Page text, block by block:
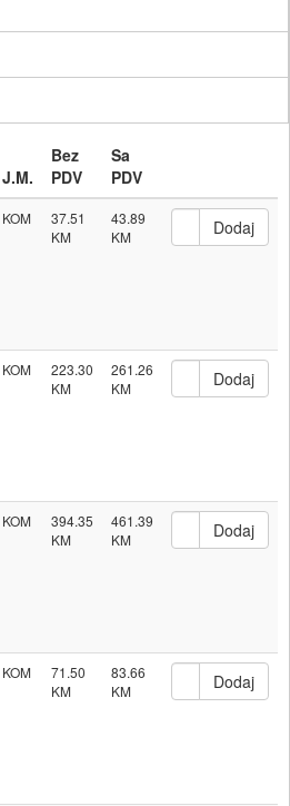
J.M.
Bez
PDV
Sa
PDV
KOM 37.51 43.89
KOM 223.30 261.26
KOM 394.35 461.39
KOM 71.50 83.66